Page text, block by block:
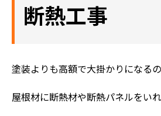
断熱工事
塗装よりも高額で大掛かりになるの
屋根材に断熱材や断熱パネルをい